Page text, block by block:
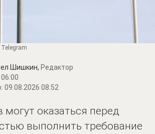
Шишкин, Редактор
09.08.2026 08:52
могут оказаться перед
выполнить требование